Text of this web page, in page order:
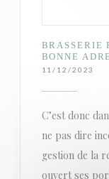
BRASSERIE
BONNE
11/12/2023
C’est donc
ne pas dire
gestion de la
ouvert ses